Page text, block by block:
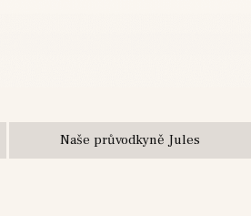
Naše průvodkyně Jules